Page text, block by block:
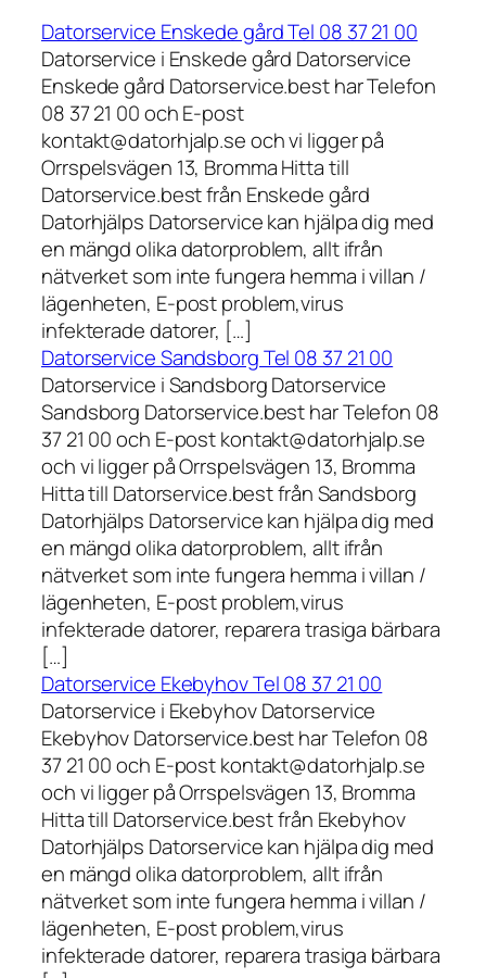
Datorservice Enskede gård Tel 08 37 21 00
Datorservice i Enskede gård Datorservice
Enskede gård Datorservice.best har Telefon
08 37 21 00 och E-post
kontakt@datorhjalp.se och vi ligger på
Orrspelsvägen 13, Bromma Hitta till
Datorservice.best från Enskede gård
Datorhjälps Datorservice kan hjälpa dig med
en mängd olika datorproblem, allt ifrån
nätverket som inte fungera hemma i villan /
lägenheten, E-post problem,virus
infekterade datorer, […]
Datorservice Sandsborg Tel 08 37 21 00
Datorservice i Sandsborg Datorservice
Sandsborg Datorservice.best har Telefon 08
37 21 00 och E-post kontakt@datorhjalp.se
och vi ligger på Orrspelsvägen 13, Bromma
Hitta till Datorservice.best från Sandsborg
Datorhjälps Datorservice kan hjälpa dig med
en mängd olika datorproblem, allt ifrån
nätverket som inte fungera hemma i villan /
lägenheten, E-post problem,virus
infekterade datorer, reparera trasiga bärbara
[…]
Datorservice Ekebyhov Tel 08 37 21 00
Datorservice i Ekebyhov Datorservice
Ekebyhov Datorservice.best har Telefon 08
37 21 00 och E-post kontakt@datorhjalp.se
och vi ligger på Orrspelsvägen 13, Bromma
Hitta till Datorservice.best från Ekebyhov
Datorhjälps Datorservice kan hjälpa dig med
en mängd olika datorproblem, allt ifrån
nätverket som inte fungera hemma i villan /
lägenheten, E-post problem,virus
infekterade datorer, reparera trasiga bärbara